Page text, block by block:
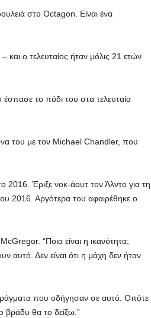
στο Octagon. Είναι ένα
ο τελευταίος ήταν μόλις 21 ετών
το πόδι του στα τελευταία
του με τον Michael Chandler, που
Έριξε νοκ-άουτ τον Άλντο για τη
2016. Αργότερα του αφαιρέθηκε ο
“Ποια είναι η ικανότητα;
αυτό. Δεν είναι ότι η μάχη δεν ήταν
που οδήγησαν σε αυτό. Οπότε
βράδυ θα το δείξω.”